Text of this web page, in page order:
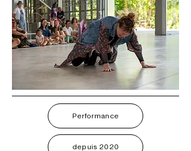
Performance
depuis 2020